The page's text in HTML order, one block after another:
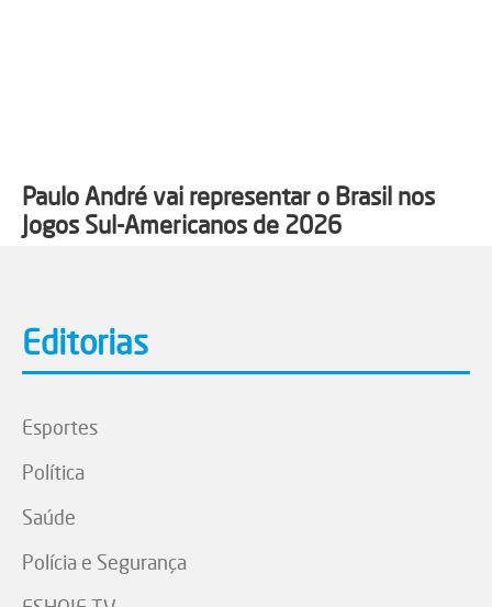
Paulo André vai representar o Brasil nos
Jogos Sul-Americanos de 2026
Editorias
Esportes
Política
Saúde
Polícia e Segurança